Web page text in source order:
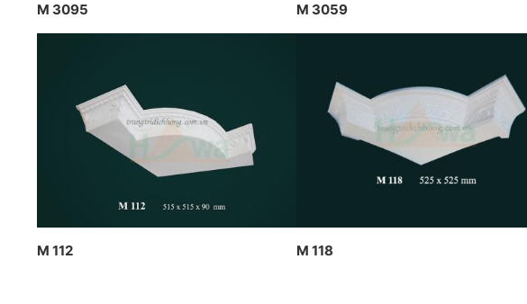
M 3095 M 3059
M 112 M 118